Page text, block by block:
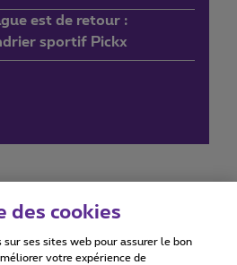
est de retour :
sportif Pickx
Accessibility statement
des cookies
sur ses sites web pour assurer le bon
votre expérience de